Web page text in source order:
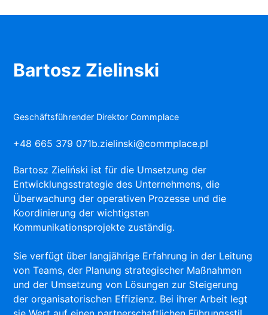
Bartosz Zielinski
Geschäftsführender Direktor Commplace
+48 665 379 071b.zielinski@commplace.pl
Bartosz Zieliński ist für die Umsetzung der
Entwicklungsstrategie des Unternehmens, die
Überwachung der operativen Prozesse und die
Koordinierung der wichtigsten
Kommunikationsprojekte zuständig.
Sie verfügt über langjährige Erfahrung in der Leitung
von Teams, der Planung strategischer Maßnahmen
und der Umsetzung von Lösungen zur Steigerung
der organisatorischen Effizienz. Bei ihrer Arbeit legt